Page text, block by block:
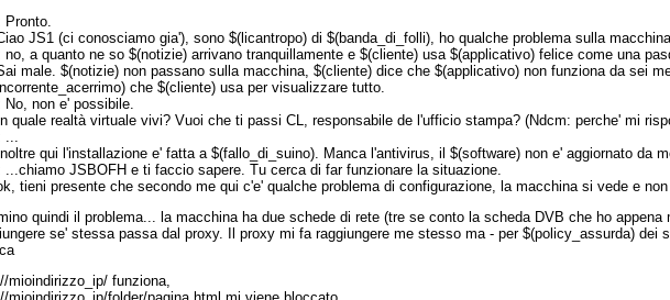
JS1 (ci conosciamo gia'), sono $(licantropo) di $(banda_di_folli), ho qualche problema sulla
no, a quanto ne so $(notizie) arrivano tranquillamente e $(cliente) usa $(applicativo) felice come una
male. $(notizie) non passano sulla macchina, $(cliente) dice che $(applicativo) non funziona da sei
che $(cliente) usa per visualizzare tutto.
No, non e' possibile.
quale realtà virtuale vivi? Vuoi che ti passi CL, responsabile de l'ufficio stampa? (Ndcm: perche' mi
qui l'installazione e' fatta a $(fallo_di_suino). Manca l'antivirus, il $(software) non e' aggiornato da
...chiamo JSBOFH e ti faccio sapere. Tu cerca di far funzionare la situazione.
tieni presente che secondo me qui c'e' qualche problema di configurazione, la macchina si vede e non
quindi il problema... la macchina ha due schede di rete (tre se conto la scheda DVB che ho
se' stessa passa dal proxy. Il proxy mi fa raggiungere me stesso ma - per $(policy_assurda)
mioindirizzo_ip/ funziona,